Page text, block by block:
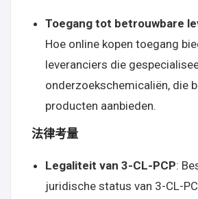
Toegang tot betrouwbare
Hoe online kopen toegang
leveranciers die
onderzoekschemicaliën, die
producten aanbieden.
法律考量
Legaliteit van 3-CL-PCP:
juridische status van 3-CL-